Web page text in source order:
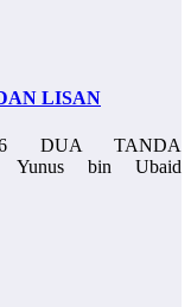
LISAN
DUA TANDA
Yunus bin Ubaid